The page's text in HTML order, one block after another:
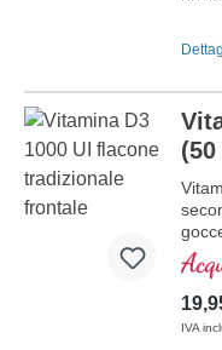
una
da
D3 +
una
IVA